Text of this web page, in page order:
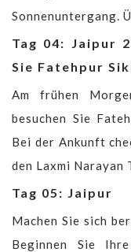
Sonnenuntergang.
Tag 04: Jaipur
Sie Fatehpur
Am frühen
besuchen Sie
Bei der Ankunft
den Laxmi Narayan
Tag 05: Jaipur
Machen Sie sich
Beginnen Sie